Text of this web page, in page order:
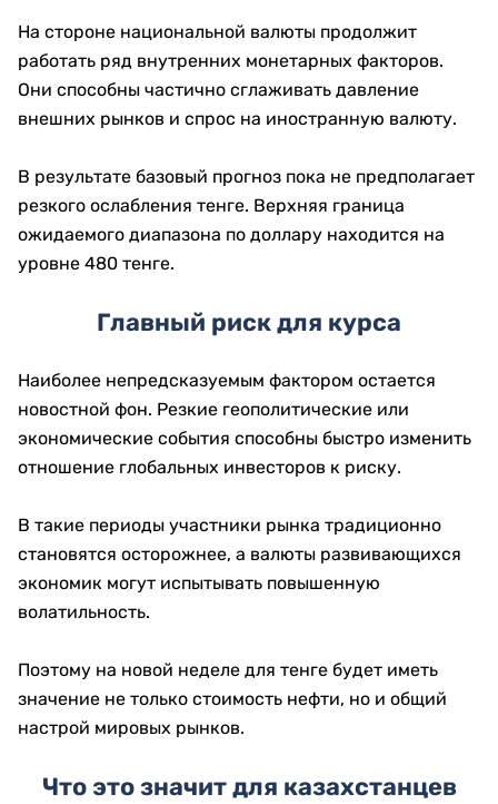
На стороне национальной валюты продолжит
работать ряд внутренних монетарных факторов.
Они способны частично сглаживать давление
внешних рынков и спрос на иностранную валюту.
В результате базовый прогноз пока не предполагает
резкого ослабления тенге. Верхняя граница
ожидаемого диапазона по доллару находится на
уровне 480 тенге.
Главный риск для курса
Наиболее непредсказуемым фактором остается
новостной фон. Резкие геополитические или
экономические события способны быстро изменить
отношение глобальных инвесторов к риску.
В такие периоды участники рынка традиционно
становятся осторожнее, а валюты развивающихся
экономик могут испытывать повышенную
волатильность.
Поэтому на новой неделе для тенге будет иметь
значение не только стоимость нефти, но и общий
настрой мировых рынков.
Что это значит для казахстанцев